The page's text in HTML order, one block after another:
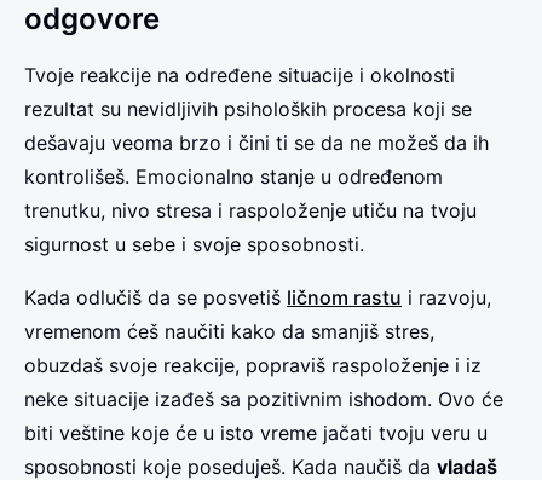
odgovore
Tvoje reakcije na određene situacije i okolnosti
rezultat su nevidljivih psiholoških procesa koji se
dešavaju veoma brzo i čini ti se da ne možeš da ih
kontrolišeš. Emocionalno stanje u određenom
trenutku, nivo stresa i raspoloženje utiču na tvoju
sigurnost u sebe i svoje sposobnosti.
Kada odlučiš da se posvetiš ličnom rastu i razvoju,
vremenom ćeš naučiti kako da smanjiš stres,
obuzdaš svoje reakcije, popraviš raspoloženje i iz
neke situacije izađeš sa pozitivnim ishodom. Ovo će
biti veštine koje će u isto vreme jačati tvoju veru u
sposobnosti koje poseduješ. Kada naučiš da vladaš